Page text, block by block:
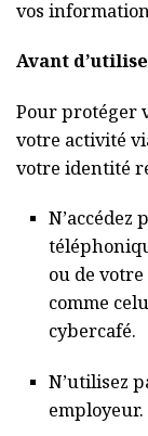
vos
Avant
Pour protéger
votre activité
votre identité
N’accédez
ou de
comme
cybercafé.
N’utilisez
employeur.